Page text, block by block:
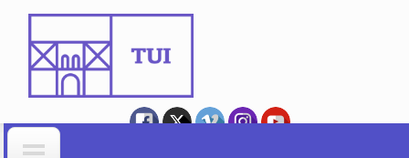
USTED ESTÁ AQUÍ